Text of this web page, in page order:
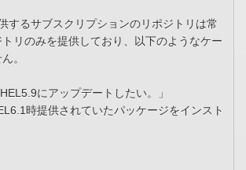
するサブスクリプションのリポジトリは常
リのみを提供しており、以下のようなケー
。
にアップデートしたい。」
時提供されていたパッケージをインスト